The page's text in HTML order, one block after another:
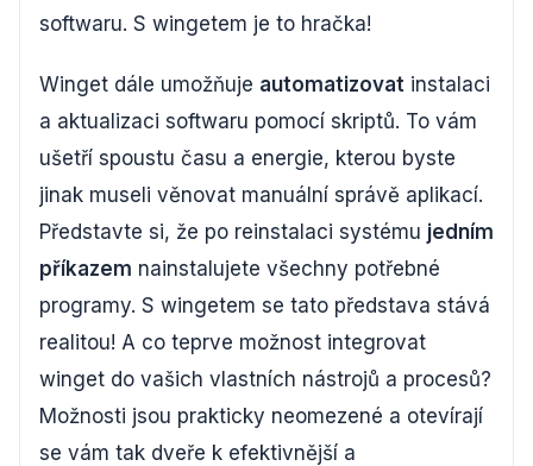
softwaru. S wingetem je to hračka!
Winget dále umožňuje automatizovat instalaci
a aktualizaci softwaru pomocí skriptů. To vám
ušetří spoustu času a energie, kterou byste
jinak museli věnovat manuální správě aplikací.
Představte si, že po reinstalaci systému jedním
příkazem nainstalujete všechny potřebné
programy. S wingetem se tato představa stává
realitou! A co teprve možnost integrovat
winget do vašich vlastních nástrojů a procesů?
Možnosti jsou prakticky neomezené a otevírají
se vám tak dveře k efektivnější a